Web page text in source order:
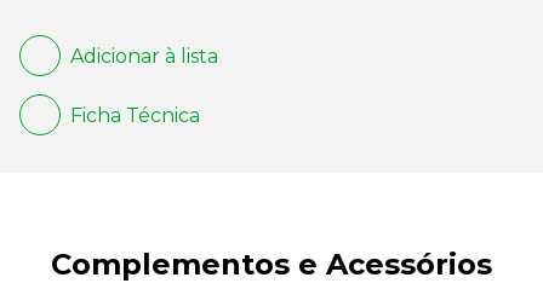
Adicionar à lista
Ficha Técnica
Complementos e Acessórios